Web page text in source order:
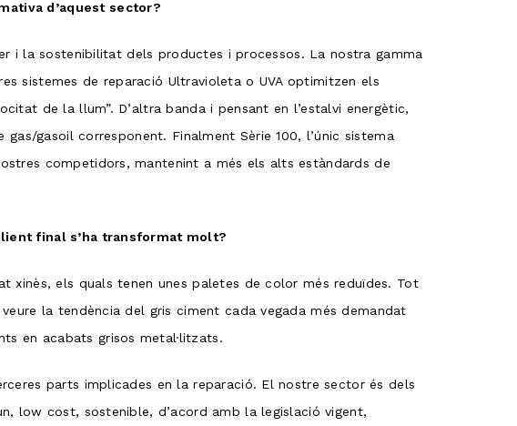
d’aquest sector?
i la sostenibilitat dels productes i processos. La nostra gamma
sistemes de reparació Ultravioleta o UVA optimitzen els
de la llum”. D’altra banda i pensant en l’estalvi energètic,
gasoil corresponent. Finalment Sèrie 100, l’únic sistema
competidors, mantenint a més els alts estàndards de
final s’ha transformat molt?
els quals tenen unes paletes de color més reduïdes. Tot
la tendència del gris ciment cada vegada més demandat
en acabats grisos metal·litzats.
parts implicades en la reparació. El nostre sector és dels
low cost, sostenible, d’acord amb la legislació vigent,